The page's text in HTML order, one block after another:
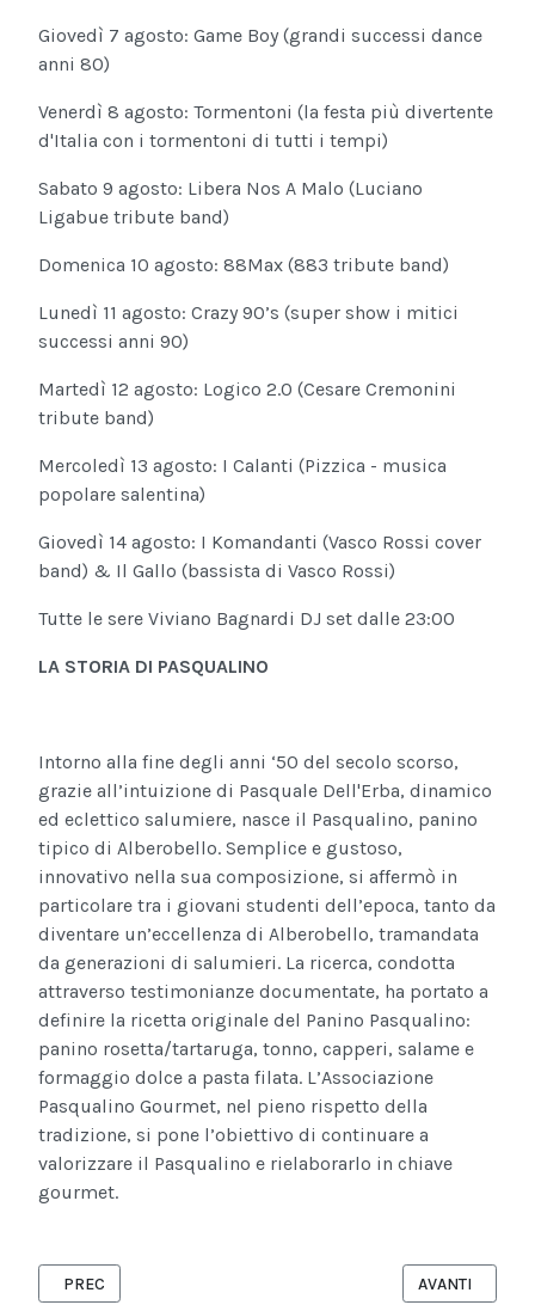
Giovedì 7 agosto: Game Boy (grandi successi dance
anni 80)
Venerdì 8 agosto: Tormentoni (la festa più divertente
d'Italia con i tormentoni di tutti i tempi)
Sabato 9 agosto: Libera Nos A Malo (Luciano
Ligabue tribute band)
Domenica 10 agosto: 88Max (883 tribute band)
Lunedì 11 agosto: Crazy 90’s (super show i mitici
successi anni 90)
Martedì 12 agosto: Logico 2.0 (Cesare Cremonini
tribute band)
Mercoledì 13 agosto: I Calanti (Pizzica - musica
popolare salentina)
Giovedì 14 agosto: I Komandanti (Vasco Rossi cover
band) & Il Gallo (bassista di Vasco Rossi)
Tutte le sere Viviano Bagnardi DJ set dalle 23:00
LA STORIA DI PASQUALINO
Intorno alla fine degli anni ‘50 del secolo scorso,
grazie all’intuizione di Pasquale Dell'Erba, dinamico
ed eclettico salumiere, nasce il Pasqualino, panino
tipico di Alberobello. Semplice e gustoso,
innovativo nella sua composizione, si affermò in
particolare tra i giovani studenti dell’epoca, tanto da
diventare un’eccellenza di Alberobello, tramandata
da generazioni di salumieri. La ricerca, condotta
attraverso testimonianze documentate, ha portato a
definire la ricetta originale del Panino Pasqualino:
panino rosetta/tartaruga, tonno, capperi, salame e
formaggio dolce a pasta filata. L’Associazione
Pasqualino Gourmet, nel pieno rispetto della
tradizione, si pone l’obiettivo di continuare a
valorizzare il Pasqualino e rielaborarlo in chiave
gourmet.
ARTICOLO PRECEDENTE: AL VIA, AD ALBEROBELLO, LA TERZA
PREC ARTICOLO
AVANTI